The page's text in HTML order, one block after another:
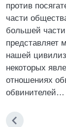
против
части
большей
представляет
нашей
некоторых
отношениях
обвинителей…